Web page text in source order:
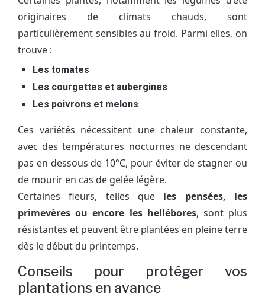
originaires de climats chauds, sont
particulièrement sensibles au froid. Parmi elles, on
trouve :
Les tomates
Les courgettes et aubergines
Les poivrons et melons
Ces variétés nécessitent une chaleur constante,
avec des températures nocturnes ne descendant
pas en dessous de 10°C, pour éviter de stagner ou
de mourir en cas de gelée légère.
Certaines fleurs, telles que les pensées, les
primevères ou encore les hellébores, sont plus
résistantes et peuvent être plantées en pleine terre
dès le début du printemps.
Conseils pour protéger vos
plantations en avance